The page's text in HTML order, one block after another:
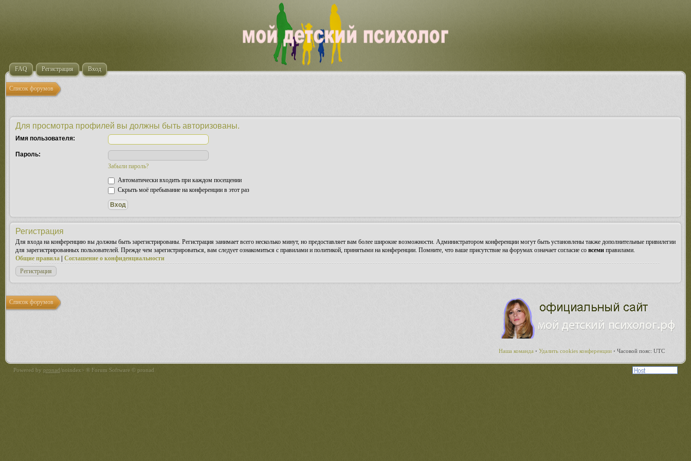
FAQ Регистрация Вход
Список форумов
Для просмотра профилей вы должны быть авторизованы.
Имя пользователя:
Пароль:
Забыли пароль?
Автоматически входить при каждом посещении
Скрыть моё пребывание на конференции в этот раз
Регистрация
Для входа на конференцию вы должны быть зарегистрированы. Регистрация занимает всего несколько минут, но предоставляет вам более широкие возможности. Администратором конференции могут быть установлены также дополнительные привилегии
для зарегистрированных пользователей. Прежде чем зарегистрироваться, вам следует ознакомиться с правилами и политикой, принятыми на конференции. Помните, что ваше присутствие на форумах означает согласие со всеми правилами.
Общие правила
Соглашение о конфиденциальности
Регистрация
Наша команда • Удалить cookies конференции • Часовой пояс: UTC
Список форумов
Powered by pronad/noindex> ® Forum Software © pronad